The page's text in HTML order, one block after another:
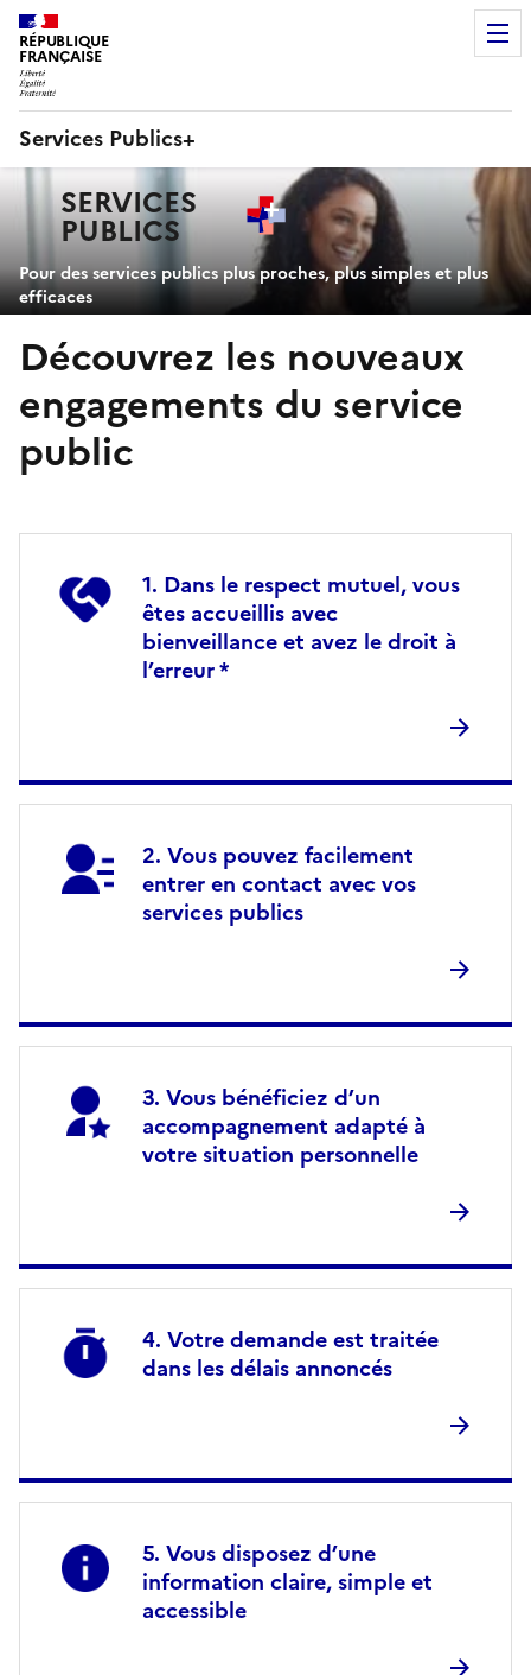
RÉPUBLIQUE
FRANÇAISE
Services Publics+
principaleSERVICES
PUBLICS+
Pour des services publics plus proches, plus simples et plus
efficaces
Découvrez les nouveaux
engagements du service
public
Dans le respect mutuel, vous
êtes accueillis avec
bienveillance et avez le droit à
l’erreur *
Vous pouvez facilement
entrer en contact avec vos
services publics
Vous bénéficiez d’un
accompagnement adapté à
votre situation personnelle
Votre demande est traitée
dans les délais annoncés
Vous disposez d’une
information claire, simple et
accessible